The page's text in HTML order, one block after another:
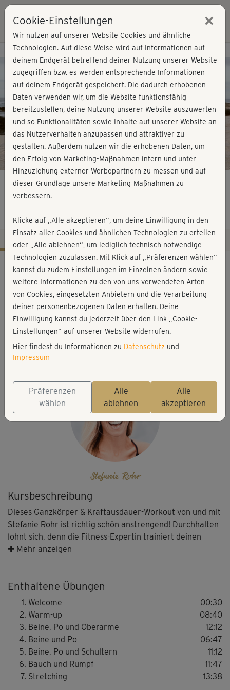
Play
Video
Kursvorschau - Jetzt mitmachen!
Full Body Workout - komplett
Kursbeschreibung
Dieses Ganzkörper & Kraftausdauer-Workout von und mit
Stefanie Rohr ist richtig schön anstrengend! Durchhalten
lohnt sich, denn die Fitness-Expertin trainiert deinen
gesamten Körper einmal von Kopf bis Fuß durch. Die
verbrennst du in kürzester Zeit ganz viele Kalorien und
bringst deinen Body toll in shape!
Los geht’s mit einem Warm-up, das deinen gesamten
Körper perfekt aufs Training vorbereitet. Gut
aufgewärmt startest du in die erste Übungseinheit im
Stand für Beine, Po und Oberarme. Du kombinierst
Ausfallschritte und Kniebeugen mit Armübungen wie
✚ Mehr anzeigen
Enthaltene Übungen
Welcome
00:30
Warm-up
08:40
Beine, Po und Oberarme
12:12
Beine und Po
06:47
Beine, Po und Schultern
11:12
Bauch und Rumpf
11:47
Stretching
13:38
Workout-Facts
anspruchsvoll
65 Min
396 kcal
Stefanie Rohr
kleine Hanteln oder Wasserflaschen, Matte, ggf.
Handtuch oder kleines Kissen
Stefanie Rohr
Cookie-Einstellungen ×
Wir nutzen auf unserer Website Cookies und ähnliche
Technologien. Auf diese Weise wird auf Informationen auf
deinem Endgerät betreffend deiner Nutzung unserer Website
zugegriffen bzw. es werden entsprechende Informationen
auf deinem Endgerät gespeichert. Die dadurch erhobenen
Daten verwenden wir, um die Website funktionsfähig
bereitzustellen, deine Nutzung unserer Website auszuwerten
und so Funktionalitäten sowie Inhalte auf unserer Website an
das Nutzerverhalten anzupassen und attraktiver zu
gestalten. Außerdem nutzen wir die erhobenen Daten, um
den Erfolg von Marketing-Maßnahmen intern und unter
Hinzuziehung externer Werbepartnern zu messen und auf
dieser Grundlage unsere Marketing-Maßnahmen zu
verbessern.
Klicke auf „Alle akzeptieren“, um deine Einwilligung in den
Einsatz aller Cookies und ähnlichen Technologien zu erteilen
oder „Alle ablehnen“, um lediglich technisch notwendige
Technologien zuzulassen. Mit Klick auf „Präferenzen wählen“
kannst du zudem Einstellungen im Einzelnen ändern sowie
weitere Informationen zu den von uns verwendeten Arten
von Cookies, eingesetzten Anbietern und die Verarbeitung
deiner personenbezogenen Daten erhalten. Deine
Einwilligung kannst du jederzeit über den Link „Cookie-
Einstellungen“ auf unserer Website widerrufen.
Hier findest du Informationen zu Datenschutz und
Impressum
Präferenzen
wählen
Alle
ablehnen
Alle
akzeptieren